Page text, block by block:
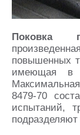
Поковка
повышенных
имеющая в
8479-70
испытаний,
подразделяют